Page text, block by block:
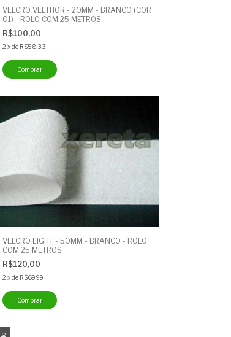
VELCRO VELTHOR - 20MM - BRANCO (COR
01) - ROLO COM 25 METROS
R$100,00
2 xde R$58,33
VELCRO LIGHT - 50MM - BRANCO - ROLO
COM 25 METROS
R$120,00
2 xde R$69,99